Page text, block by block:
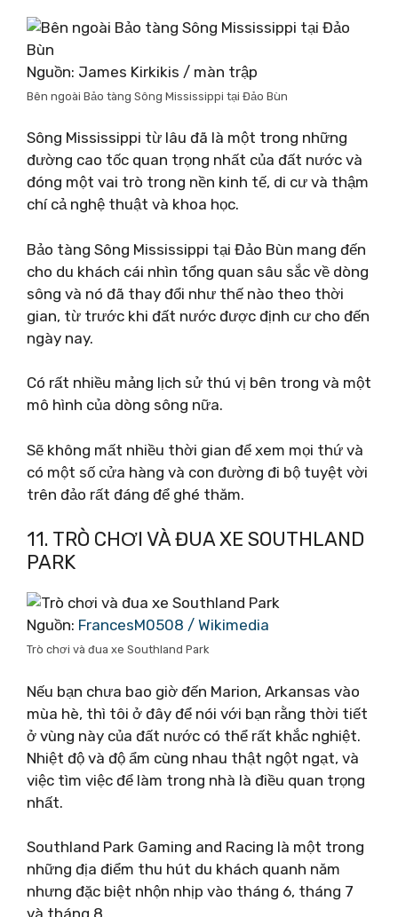
Nguồn: James Kirkikis / màn trập
Bên ngoài Bảo tàng Sông Mississippi tại Đảo Bùn
Sông Mississippi từ lâu đã là một trong những
đường cao tốc quan trọng nhất của đất nước và
đóng một vai trò trong nền kinh tế, di cư và thậm
chí cả nghệ thuật và khoa học.
Bảo tàng Sông Mississippi tại Đảo Bùn mang đến
cho du khách cái nhìn tổng quan sâu sắc về dòng
sông và nó đã thay đổi như thế nào theo thời
gian, từ trước khi đất nước được định cư cho đến
ngày nay.
Có rất nhiều mảng lịch sử thú vị bên trong và một
mô hình của dòng sông nữa.
Sẽ không mất nhiều thời gian để xem mọi thứ và
có một số cửa hàng và con đường đi bộ tuyệt vời
trên đảo rất đáng để ghé thăm.
11. TRÒ CHƠI VÀ ĐUA XE SOUTHLAND
PARK
Nguồn: FrancesM0508 / Wikimedia
Trò chơi và đua xe Southland Park
Nếu bạn chưa bao giờ đến Marion, Arkansas vào
mùa hè, thì tôi ở đây để nói với bạn rằng thời tiết
ở vùng này của đất nước có thể rất khắc nghiệt.
Nhiệt độ và độ ẩm cùng nhau thật ngột ngạt, và
việc tìm việc để làm trong nhà là điều quan trọng
nhất.
Southland Park Gaming and Racing là một trong
những địa điểm thu hút du khách quanh năm
nhưng đặc biệt nhộn nhịp vào tháng 6, tháng 7
và tháng 8.